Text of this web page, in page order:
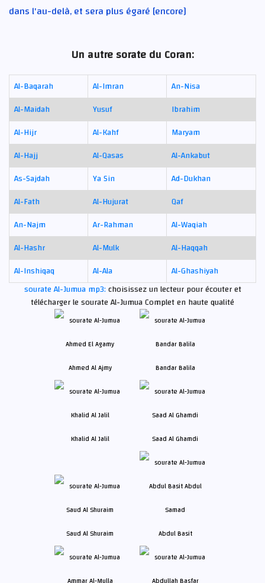
dans l'au-delà, et sera plus égaré [encore]
Un autre sorate du Coran:
Al-Baqarah Al-Imran
An-Nisa
Al-Maidah
Yusuf
Ibrahim
Al-Hijr
Al-Kahf
Maryam
Al-Hajj
Al-Qasas
Al-Ankabut
As-Sajdah
Ya Sin
Ad-Dukhan
Al-Fath
Al-Hujurat
Qaf
An-Najm
Ar-Rahman
Al-Waqiah
Al-Hashr
Al-Mulk
Al-Haqqah
Al-Inshiqaq
Al-Ala
Al-Ghashiyah
sourate Al-Jumua mp3:choisissez un lecteur pour écouter et
télécharger le sourate Al-Jumua Complet en haute qualité
Ahmed Al Ajmy Bandar Balila
Khalid Al Jalil Saad Al Ghamdi
Saud Al Shuraim Abdul Basit